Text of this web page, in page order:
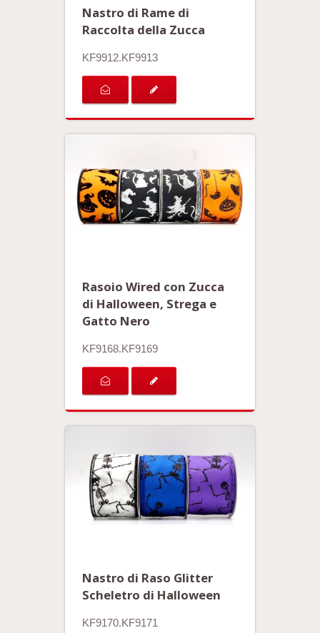
Nastro di Rame di
Raccolta della Zucca
KF9912.KF9913
Rasoio Wired con Zucca
di Halloween, Strega e
Gatto Nero
KF9168.KF9169
Nastro di Raso Glitter
Scheletro di Halloween
KF9170.KF9171